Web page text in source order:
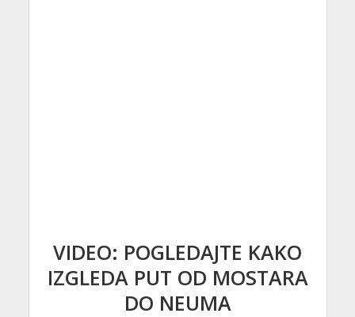
VIDEO: POGLEDAJTE KAKO
IZGLEDA PUT OD MOSTARA
DO NEUMA